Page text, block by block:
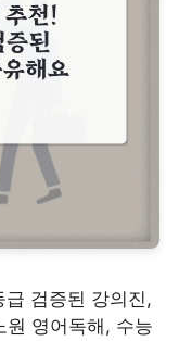
검증된 강의진,
영어독해, 수능